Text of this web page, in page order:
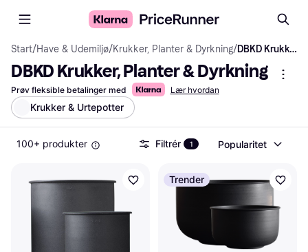
Start/Have & Udemiljø/Krukker, Planter & Dyrkning/ DBKD Krukker, Planter & Dyrkning
DBKD Krukker, Planter & Dyrkning
Prøv fleksible betalinger med Lær hvordan
Krukker & Urtepotter
100+ produkter Filtrér 1 Popularitet
Trender